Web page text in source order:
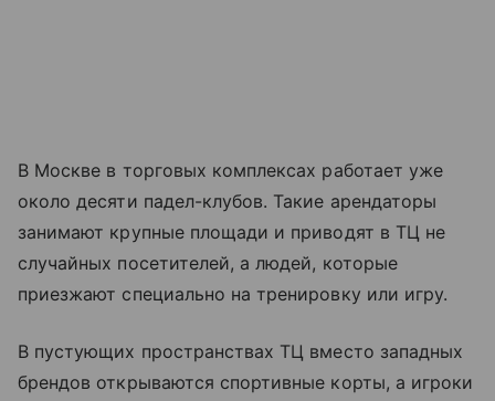
В Москве в торговых комплексах работает уже
около десяти падел-клубов. Такие арендаторы
занимают крупные площади и приводят в ТЦ не
случайных посетителей, а людей, которые
приезжают специально на тренировку или игру.
В пустующих пространствах ТЦ вместо западных
брендов открываются спортивные корты, а игроки